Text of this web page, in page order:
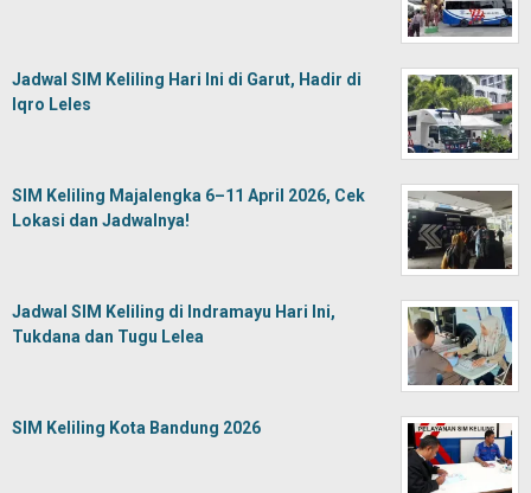
Jadwal SIM Keliling Hari Ini di Garut, Hadir di
Iqro Leles
SIM Keliling Majalengka 6–11 April 2026, Cek
Lokasi dan Jadwalnya!
Jadwal SIM Keliling di Indramayu Hari Ini,
Tukdana dan Tugu Lelea
SIM Keliling Kota Bandung 2026